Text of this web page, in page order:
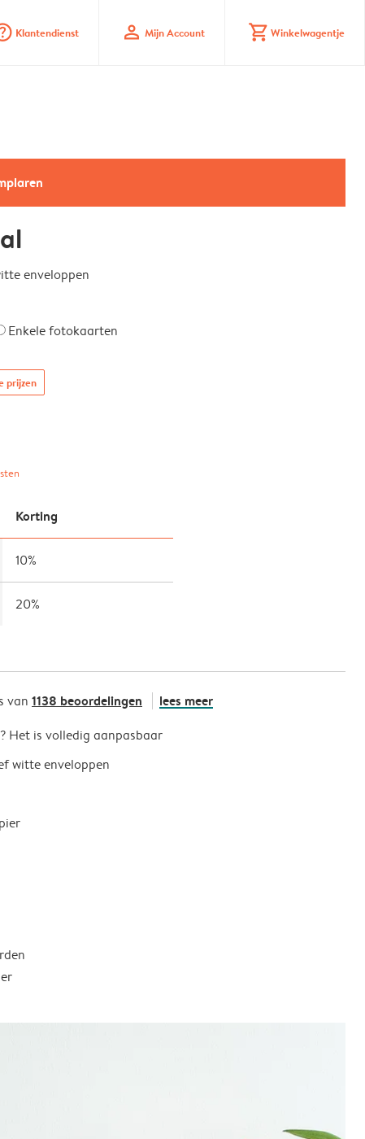
Klantendienst profile Mijn Account shopping_cart Winkelwagentje
enveloppen
Enkele fotokaarten
prijzen
Korting
10%
20%
van 1138 beoordelingen lees meer
Het is volledig aanpasbaar
witte enveloppen